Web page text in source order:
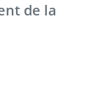
de la